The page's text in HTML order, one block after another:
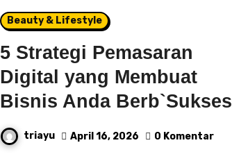
Beauty & Lifestyle
5 Strategi Pemasaran
Digital yang Membuat
Bisnis Anda Berb`Sukses
triayu April 16, 2026 0 Komentar